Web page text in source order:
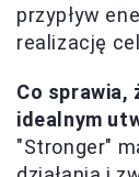
przypływ
realizację
Co sprawia,
idealnym
"Stronger"